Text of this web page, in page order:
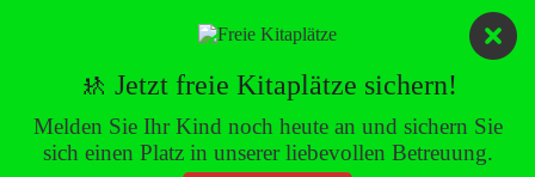
Neue Kooperation: Die PunkteBummler unterstützen die Paul & Paula
🚸 Jetzt freie Kitaplätze sichern!
Melden Sie Ihr Kind noch heute an und sichern Sie
sich einen Platz in unserer liebevollen Betreuung.